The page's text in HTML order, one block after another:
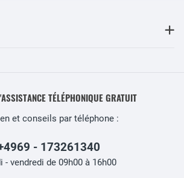
TÉLÉPHONIQUE GRATUIT
et conseils par téléphone :
- 173261340
- vendredi de 09h00 à 16h00